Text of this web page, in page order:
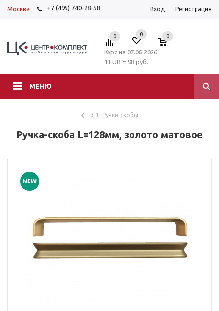
Москва +7 (495) 740-28-58 Вход Регистрация
МЕНЮ
0 0 0
Курс на 07.08.2026
1 EUR = 98 руб.
3.1. Ручки-скобы
Ручка-скоба L=128мм, золото матовое